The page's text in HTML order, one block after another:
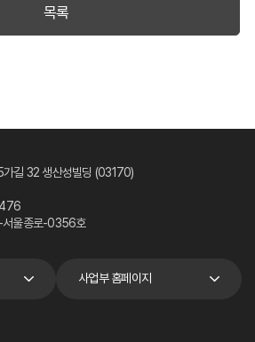
목록
가길 32 생산성빌딩 (03170)
울종로-0356호
사업부 홈페이지